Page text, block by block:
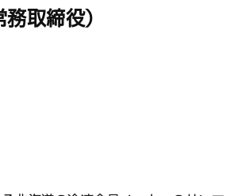
取締役）